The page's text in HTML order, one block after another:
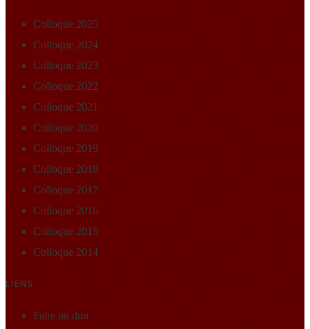
Colloque 2025
Colloque 2024
Colloque 2023
Colloque 2022
Colloque 2021
Colloque 2020
Colloque 2019
Colloque 2018
Colloque 2017
Colloque 2016
Colloque 2015
Colloque 2014
LIENS
Faire un don